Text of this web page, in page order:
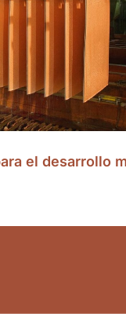
el desarrollo